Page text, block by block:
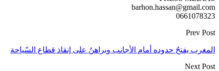
barhon.hassan@gmail.com
0661078323
Prev Post
المغرب يفتحُ حدوده أمام الأجانب ويراهنُ على إنقاذ قطاع السّياحة‬
Next Post